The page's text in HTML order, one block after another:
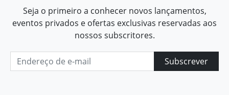
Seja o primeiro a conhecer novos lançamentos,
eventos privados e ofertas exclusivas reservadas aos
nossos subscritores.
Subscrever